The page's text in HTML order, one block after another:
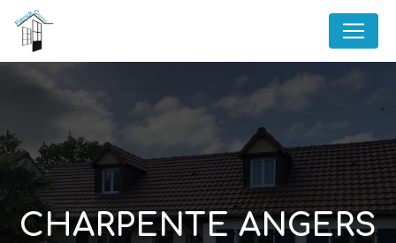
CHARPENTE ANGERS
Panneau de gestion des cookies